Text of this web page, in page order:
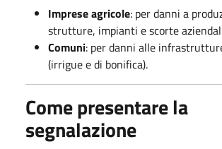
Imprese agricole: per danni a
strutture, impianti e scorte
Comuni: per danni alle
(irrigue e di bonifica).
Come presentare la
segnalazione